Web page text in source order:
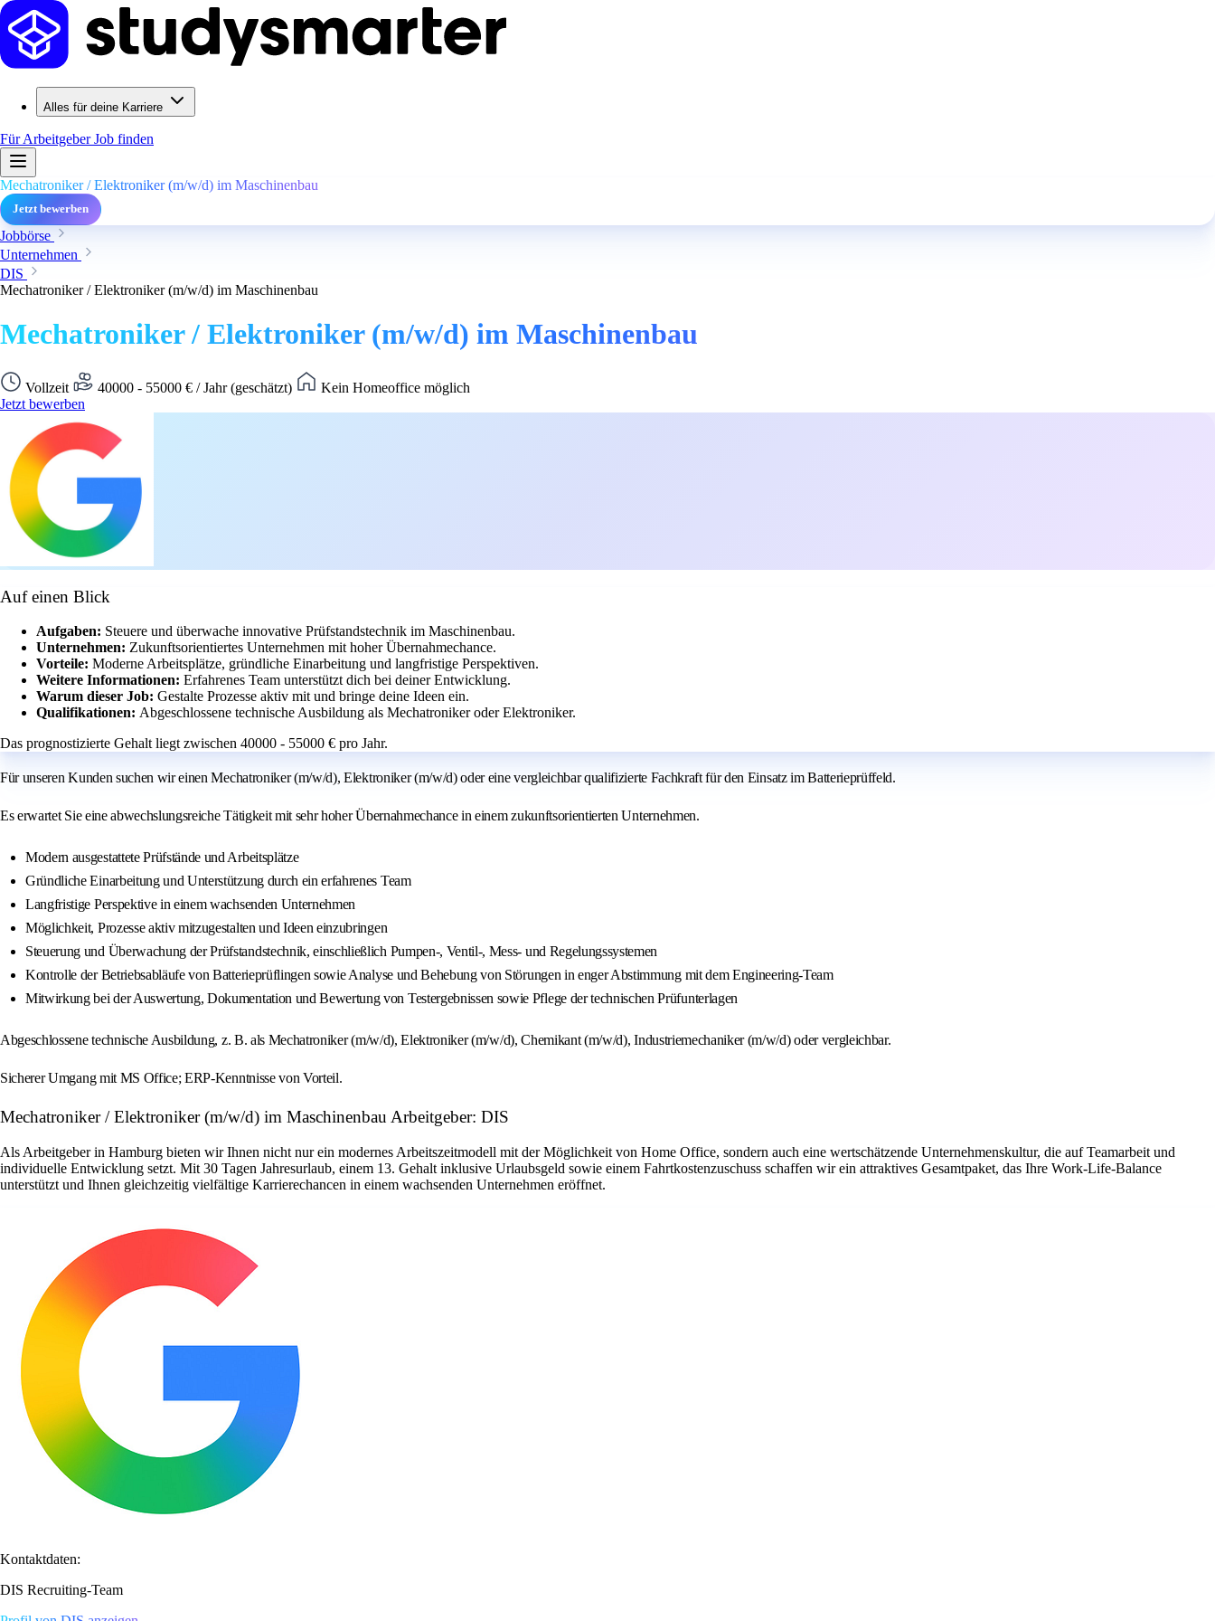
Alles für deine Karriere
Für ArbeitgeberJob finden
Mechatroniker / Elektroniker (m/w/d) im Maschinenbau
Jetzt bewerben
Jobbörse
Unternehmen
DIS
Mechatroniker / Elektroniker (m/w/d) im Maschinenbau
Mechatroniker / Elektroniker (m/w/d) im Maschinenbau
Vollzeit 40000 - 55000 € / Jahr (geschätzt)
Kein Homeoffice möglich
Jetzt bewerben
Auf einen Blick
Aufgaben: Steuere und überwache innovative Prüfstandstechnik im Maschinenbau.
Unternehmen: Zukunftsorientiertes Unternehmen mit hoher Übernahmechance.
Vorteile: Moderne Arbeitsplätze, gründliche Einarbeitung und langfristige Perspektiven.
Weitere Informationen: Erfahrenes Team unterstützt dich bei deiner Entwicklung.
Warum dieser Job: Gestalte Prozesse aktiv mit und bringe deine Ideen ein.
Qualifikationen: Abgeschlossene technische Ausbildung als Mechatroniker oder Elektroniker.
Das prognostizierte Gehalt liegt zwischen 40000 - 55000 € pro Jahr.
Für unseren Kunden suchen wir einen Mechatroniker (m/w/d), Elektroniker (m/w/d) oder eine vergleichbar qualifizierte Fachkraft für den Einsatz im Batterieprüffeld.
Es erwartet Sie eine abwechslungsreiche Tätigkeit mit sehr hoher Übernahmechance in einem zukunftsorientierten Unternehmen.
Modern ausgestattete Prüfstände und Arbeitsplätze
Gründliche Einarbeitung und Unterstützung durch ein erfahrenes Team
Langfristige Perspektive in einem wachsenden Unternehmen
Möglichkeit, Prozesse aktiv mitzugestalten und Ideen einzubringen
Steuerung und Überwachung der Prüfstandstechnik, einschließlich Pumpen-, Ventil-, Mess- und Regelungssystemen
Kontrolle der Betriebsabläufe von Batterieprüflingen sowie Analyse und Behebung von Störungen in enger Abstimmung mit dem Engineering-Team
Mitwirkung bei der Auswertung, Dokumentation und Bewertung von Testergebnissen sowie Pflege der technischen Prüfunterlagen
Abgeschlossene technische Ausbildung, z. B. als Mechatroniker (m/w/d), Elektroniker (m/w/d), Chemikant (m/w/d), Industriemechaniker (m/w/d) oder vergleichbar.
Sicherer Umgang mit MS Office; ERP-Kenntnisse von Vorteil.
Mechatroniker / Elektroniker (m/w/d) im Maschinenbau Arbeitgeber: DIS
Als Arbeitgeber in Hamburg bieten wir Ihnen nicht nur ein modernes Arbeitszeitmodell mit der Möglichkeit von Home Office, sondern auch eine wertschätzende Unternehmenskultur, die auf Teamarbeit und
individuelle Entwicklung setzt. Mit 30 Tagen Jahresurlaub, einem 13. Gehalt inklusive Urlaubsgeld sowie einem Fahrtkostenzuschuss schaffen wir ein attraktives Gesamtpaket, das Ihre Work-Life-Balance
unterstützt und Ihnen gleichzeitig vielfältige Karrierechancen in einem wachsenden Unternehmen eröffnet.
Kontaktdaten:
DIS Recruiting-Team